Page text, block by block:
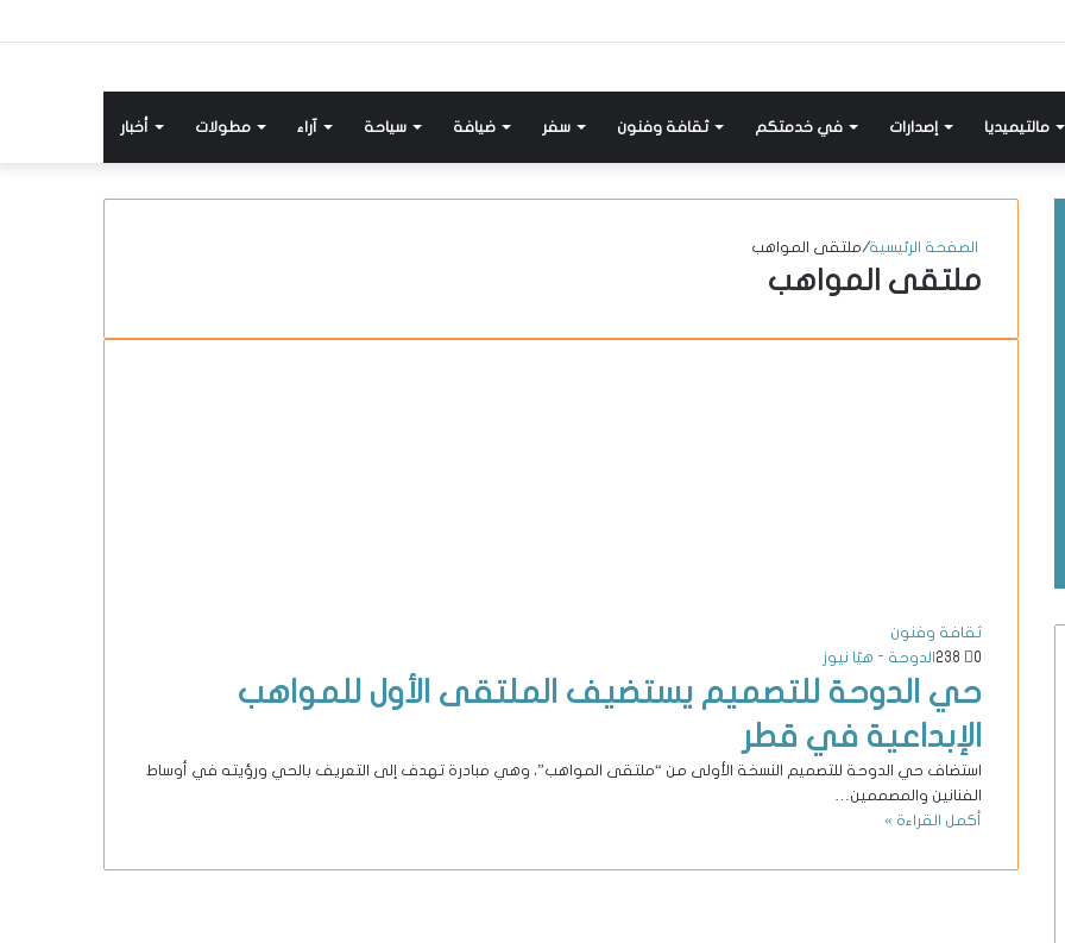
أخبار مطولات آراء سياحة ضيافة سفر ثقافة وفنون في خدمتكم إصدارات مالتيميديا
الصفحة الرئيسية/ملتقى المواهب
ملتقى المواهب
ثقافة وفنون
الدوحة - هيّا نيوز
0
حي الدوحة للتصميم يستضيف الملتقى الأول للمواهب
الإبداعية في قطر
استضاف حي الدوحة للتصميم النسخة الأولى من “ملتقى المواهب”، وهي مبادرة تهدف إلى التعريف بالحي ورؤيته في أوساط
الفنانين والمصممين…
أكمل القراءة »